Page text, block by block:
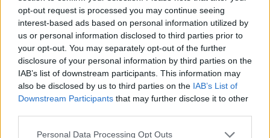
opt-out request is processed you may continue seeing
interest-based ads based on personal information utilized by
us or personal information disclosed to third parties prior to
your opt-out. You may separately opt-out of the further
disclosure of your personal information by third parties on the
IAB’s list of downstream participants. This information may
also be disclosed by us to third parties on the IAB’s List of
Downstream Participants that may further disclose it to other
Personal Data Processing Opt Outs
3. Μαγειρέψτε περισσότερα
γεύματα στο σπίτι
Μελέτη έδειξε ότι η μέση